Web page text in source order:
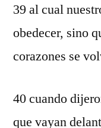
39 al cual
obedecer, sino
corazones se
40 cuando
que vayan